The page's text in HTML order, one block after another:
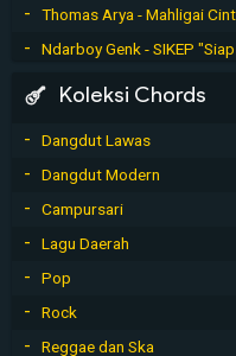
Thomas Arya - Mahligai
Ndarboy Genk - SIKEP
Koleksi Chords
Dangdut Lawas
Dangdut Modern
Campursari
Lagu Daerah
Pop
Rock
Reggae dan Ska